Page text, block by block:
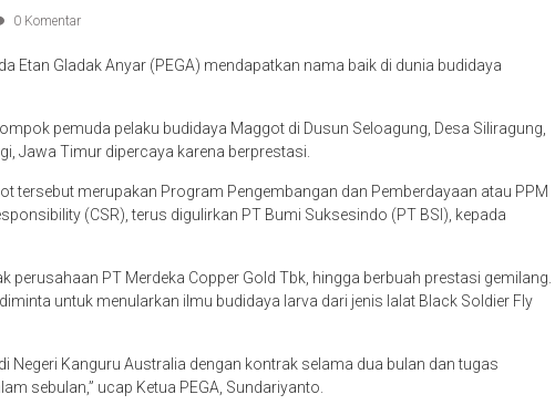
0 Komentar
Etan Gladak Anyar (PEGA) mendapatkan nama baik di dunia budidaya
pemuda pelaku budidaya Maggot di Dusun Seloagung, Desa Siliragung,
Jawa Timur dipercaya karena berprestasi.
tersebut merupakan Program Pengembangan dan Pemberdayaan atau PPM
(CSR), terus digulirkan PT Bumi Suksesindo (PT BSI), kepada
perusahaan PT Merdeka Copper Gold Tbk, hingga berbuah prestasi gemilang.
untuk menularkan ilmu budidaya larva dari jenis lalat Black Soldier Fly
Negeri Kanguru Australia dengan kontrak selama dua bulan dan tugas
sebulan,” ucap Ketua PEGA, Sundariyanto.